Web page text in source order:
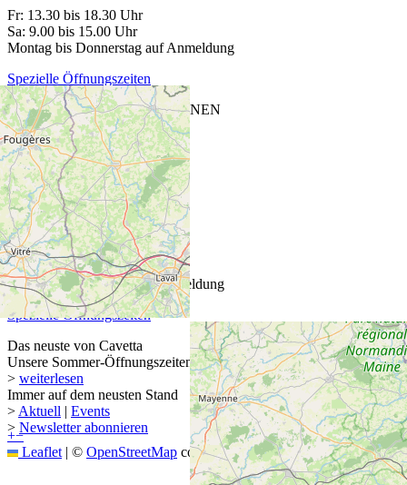
+−
Leaflet | © OpenStreetMap contributors
Fr: 13.30 bis 18.30 Uhr
Sa: 9.00 bis 15.00 Uhr
Montag bis Donnerstag auf Anmeldung
Spezielle Öffnungszeiten
CAVETTA VINOTHEK SIEBNEN
Glarnerstrasse 27
8854 Siebnen
T +41 55 440 13 88
ÖFFNUNGSZEITEN
Mi–Fr: 13.30 bis 18.30 Uhr
Sa: 09.00 bis 15.00 Uhr
Montag und Dienstag auf Anmeldung
Spezielle Öffnungszeiten
Das neuste von Cavetta
Unsere Sommer-Öffnungszeiten
> weiterlesen
Immer auf dem neusten Stand
> Aktuell | Events
> Newsletter abonnieren